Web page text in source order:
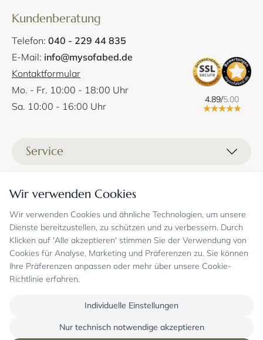
Wir verwenden Cookies
Wir verwenden Cookies und ähnliche Technologien, um unsere
Dienste bereitzustellen, zu schützen und zu verbessern. Durch
Klicken auf 'Alle akzeptieren' stimmen Sie der Verwendung von
Cookies für Analyse, Marketing und Präferenzen zu. Sie können
Ihre Präferenzen anpassen oder mehr über unsere Cookie-
Richtlinie erfahren.
Individuelle Einstellungen
Nur technisch notwendige akzeptieren
Kundenberatung
Telefon: 040 - 229 44 835
E-Mail: info@mysofabed.de
Kontaktformular
Mo. - Fr. 10:00 - 18:00 Uhr
Sa. 10:00 - 16:00 Uhr
4.89/5.00
Service
Zahlungsmöglichkeiten
Stoffprobenanfrage
Gutschein
Sicheres Einkaufen und Retoureninfo
FAQ
Jobs
Bekannt aus
Informationen
Kontakt
Showrooms
Datenschutz
Allgemeine Geschäftsbedingungen
Widerrufsrecht, Widerrufsfolgen
Sicheres Einkaufen
Echte Kundenbewertungen
Überweisung erst kurz vor Lieferung
Oder per PayPal (mit Käuferschutz)
Onlineshop mit über 18 Jahren Erfahrung
Zahlungsarten
Folgen Sie uns